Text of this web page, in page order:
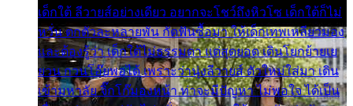
เด็กใต้ ลีวายส์อย่างเดียว อยากจะโชว์ถึงหิวโซ เด็กใต้ก็ไม่
หวั่น ตกตัวละหลายพัน กัดฟันซื้อมา ให้เด็กเทพเหลียวมอง
และต้องรู้ว่า เด็กใต้ไม่ธรรมดา แต่สุดยอด เดินโยกย้ายเย
ยวน กวนโอ๊ยพอได้ เพราะว่านุ่งลีวายส์ ตัวใหม่ใส่มา เดิน
เข้ามหาลัย จิ๊กโก๊มองหน้า ท่าจะมีปัญหา ไม่พอใจ ได้เป็น